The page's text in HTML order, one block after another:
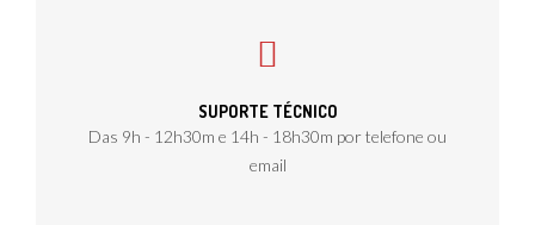
SUPORTE TÉCNICO
Das 9h - 12h30m e 14h - 18h30m por telefone ou
email